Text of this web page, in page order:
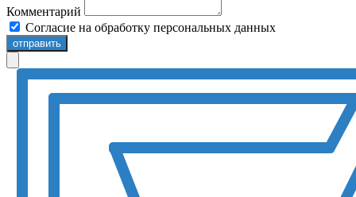
Комментарий
Согласие на обработку персональных данных
отправить